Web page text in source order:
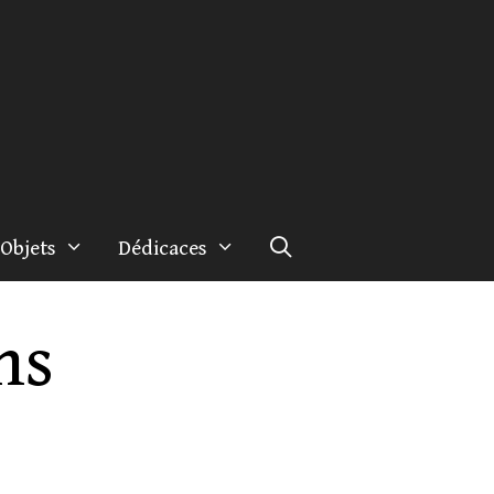
Objets Dédicaces